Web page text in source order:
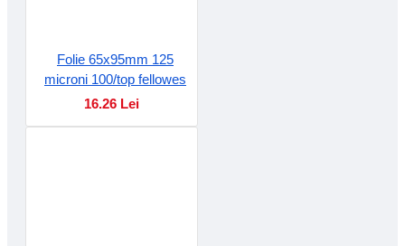
Folie 65x95mm 125
microni 100/top fellowes
16.26 Lei